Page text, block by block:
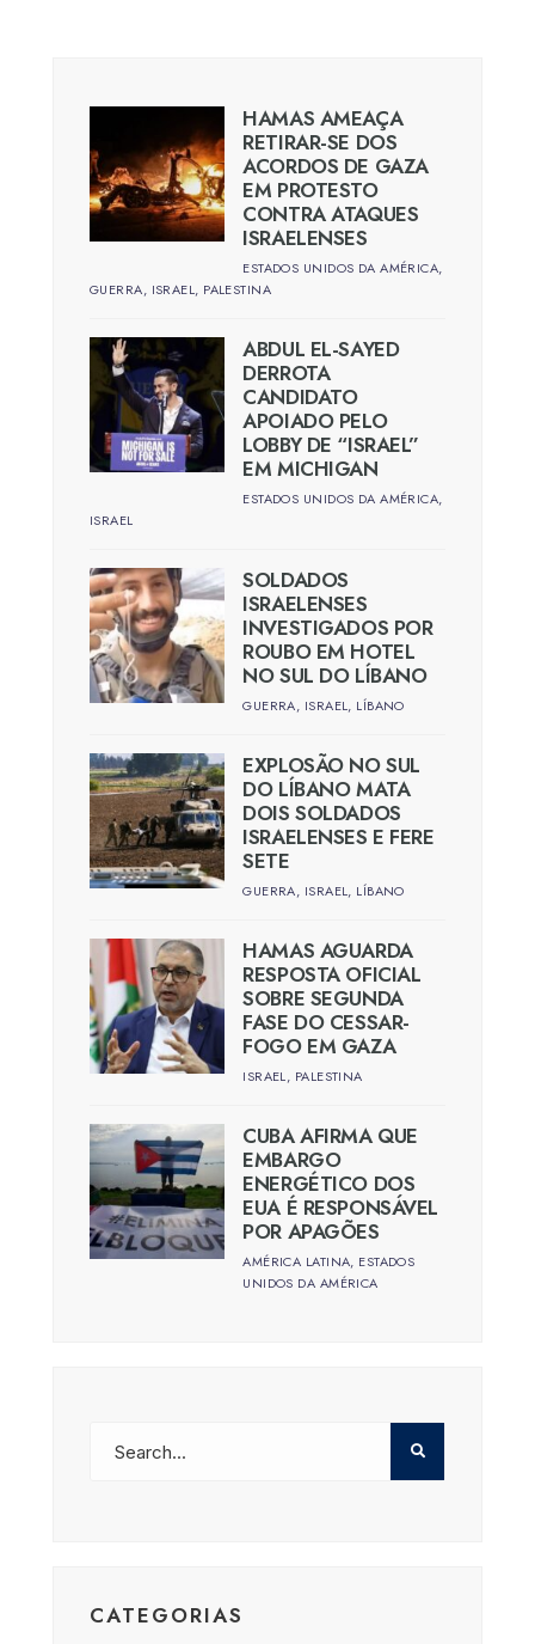
HAMAS AMEAÇA
RETIRAR-SE DOS
ACORDOS DE GAZA
EM PROTESTO
CONTRA ATAQUES
ISRAELENSES
ESTADOS UNIDOS DA AMÉRICA,
GUERRA, ISRAEL, PALESTINA
ABDUL EL-SAYED
DERROTA
CANDIDATO
APOIADO PELO
LOBBY DE “ISRAEL”
EM MICHIGAN
ESTADOS UNIDOS DA AMÉRICA,
ISRAEL
SOLDADOS
ISRAELENSES
INVESTIGADOS POR
ROUBO EM HOTEL
NO SUL DO LÍBANO
GUERRA, ISRAEL, LÍBANO
EXPLOSÃO NO SUL
DO LÍBANO MATA
DOIS SOLDADOS
ISRAELENSES E FERE
SETE
GUERRA, ISRAEL, LÍBANO
HAMAS AGUARDA
RESPOSTA OFICIAL
SOBRE SEGUNDA
FASE DO CESSAR-
FOGO EM GAZA
ISRAEL, PALESTINA
CUBA AFIRMA QUE
EMBARGO
ENERGÉTICO DOS
EUA É RESPONSÁVEL
POR APAGÕES
AMÉRICA LATINA, ESTADOS
UNIDOS DA AMÉRICA
CATEGORIAS